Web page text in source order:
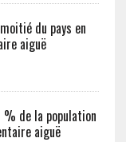
du pays en
aiguë
% de la population
aiguë